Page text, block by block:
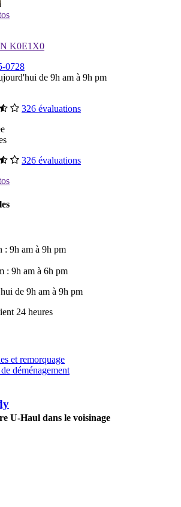
K0E1X0
0728
de 9h am à 9h pm
326 évaluations
326 évaluations
: 9h am à 9h pm
: 9h am à 6h pm
de 9h am à 9h pm
24 heures
et remorquage
déménagement
U-Haul dans le voisinage